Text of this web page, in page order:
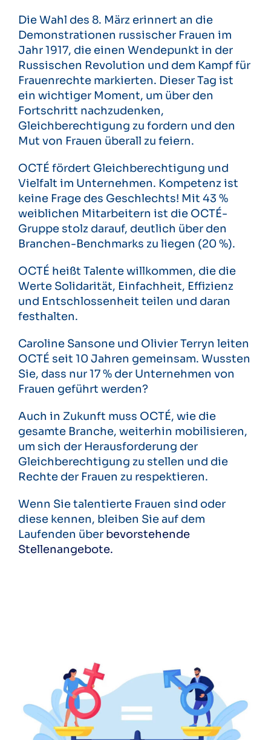
Die Wahl des 8. März erinnert an die
Demonstrationen russischer Frauen im
Jahr 1917, die einen Wendepunkt in der
Russischen Revolution und dem Kampf für
Frauenrechte markierten. Dieser Tag ist
ein wichtiger Moment, um über den
Fortschritt nachzudenken,
Gleichberechtigung zu fordern und den
Mut von Frauen überall zu feiern.
OCTÉ fördert Gleichberechtigung und
Vielfalt im Unternehmen. Kompetenz ist
keine Frage des Geschlechts! Mit 43 %
weiblichen Mitarbeitern ist die OCTÉ-
Gruppe stolz darauf, deutlich über den
Branchen-Benchmarks zu liegen (20 %).
OCTÉ heißt Talente willkommen, die die
Werte Solidarität, Einfachheit, Effizienz
und Entschlossenheit teilen und daran
festhalten.
Caroline Sansone und Olivier Terryn leiten
OCTÉ seit 10 Jahren gemeinsam. Wussten
Sie, dass nur 17 % der Unternehmen von
Frauen geführt werden?
Auch in Zukunft muss OCTÉ, wie die
gesamte Branche, weiterhin mobilisieren,
um sich der Herausforderung der
Gleichberechtigung zu stellen und die
Rechte der Frauen zu respektieren.
Wenn Sie talentierte Frauen sind oder
diese kennen, bleiben Sie auf dem
Laufenden über bevorstehende
Stellenangebote.